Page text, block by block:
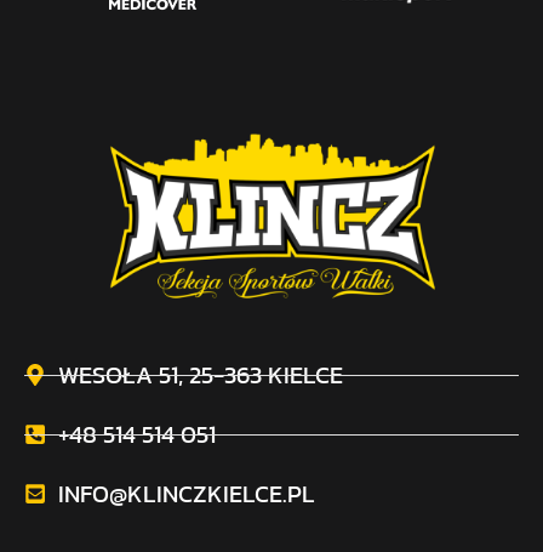
WESOŁA 51, 25-363 KIELCE
+48 514 514 051
INFO@KLINCZKIELCE.PL